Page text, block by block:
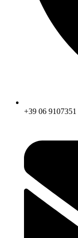
+39 06 9107351